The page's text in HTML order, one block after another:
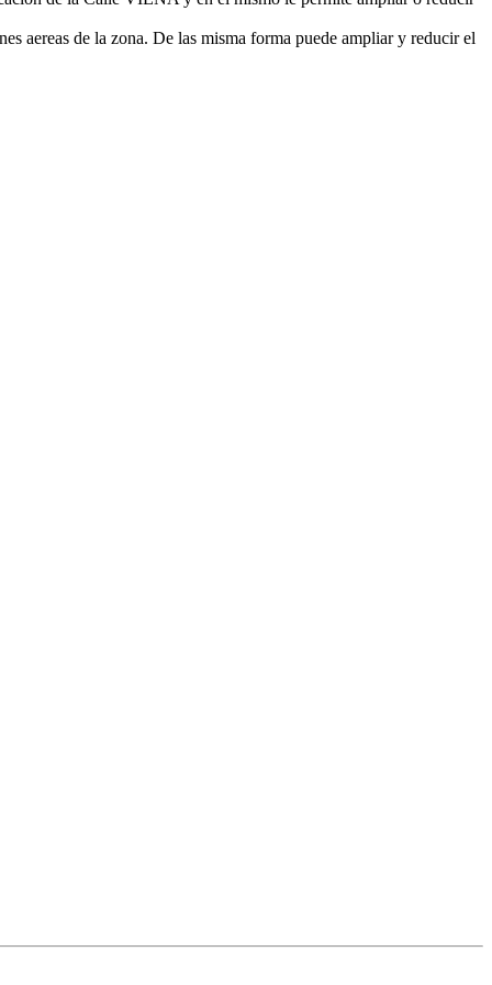
aereas de la zona. De las misma forma puede ampliar y reducir el